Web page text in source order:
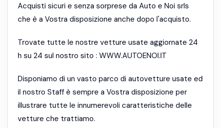
Acquisti sicuri e senza sorprese da Auto e Noi srls
che è a Vostra disposizione anche dopo l'acquisto.
Trovate tutte le nostre vetture usate aggiornate 24
h su 24 sul nostro sito : WWW.AUTOENOI.IT
Disponiamo di un vasto parco di autovetture usate ed
il nostro Staff è sempre a Vostra disposizione per
illustrare tutte le innumerevoli caratteristiche delle
vetture che trattiamo.